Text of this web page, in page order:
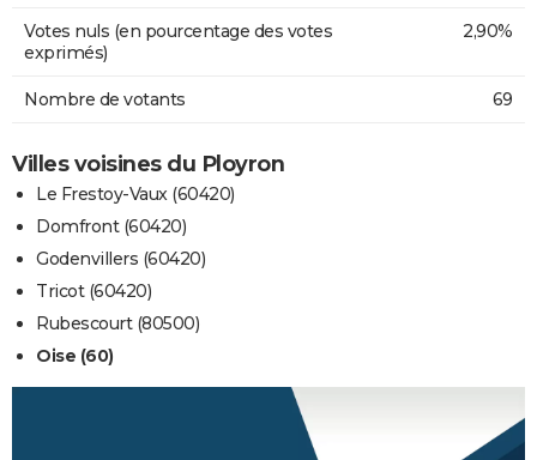
Votes nuls (en pourcentage des votes
exprimés)
2,90%
Nombre de votants 69
Villes voisines du Ployron
Le Frestoy-Vaux (60420)
Domfront (60420)
Godenvillers (60420)
Tricot (60420)
Rubescourt (80500)
Oise (60)